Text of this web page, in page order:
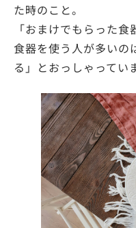
た時のこと。
「おまけでもらった
食器を使う人が多いの
る」とおっしゃってい